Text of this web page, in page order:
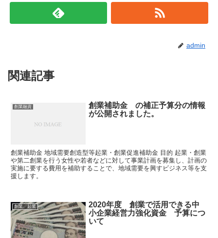
admin
関連記事
創業融資
創業補助金 の補正予算分の情報
が公開されました。
創業補助金 地域需要創造型等起業・創業促進補助金 目的 起業・創業
や第二創業を行う女性や若者などに対して事業計画を募集し、計画の
実施に要する費用を補助することで、地域需要を興すビジネス等を支
援します。
創業、起業
2020年度 創業で活用できる中
小企業経営力強化資金 予算につ
いて